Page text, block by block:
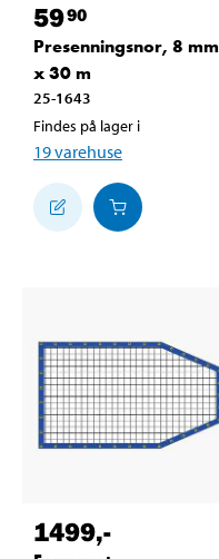
5990
Presenningsnor, 8 mm
x 30 m
25-1643
Findes på lager i
19varehuse
1499,-